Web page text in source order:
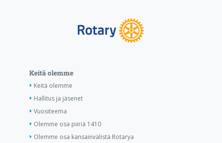
Keitä olemme
Keitä olemme
Hallitus ja jäsenet
Vuositeema
Olemme osa piiriä 1410
Olemme osa kansainvälistä Rotarya